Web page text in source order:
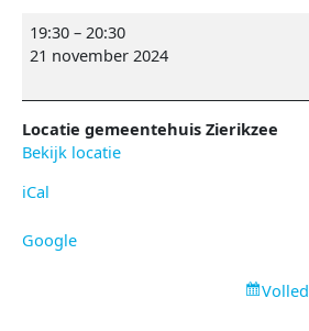
19:30 – 20:30
21 november 2024
Locatie gemeentehuis Zierikzee
Bekijk locatie
iCal
Google